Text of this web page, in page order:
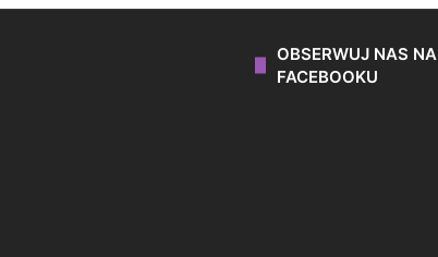
OBSERWUJ NAS NA
FACEBOOKU